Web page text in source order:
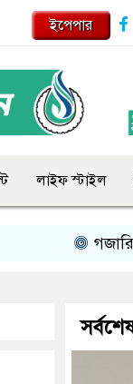
ইপেপার
লাইফ স্টাইল
গজারিয়ায়